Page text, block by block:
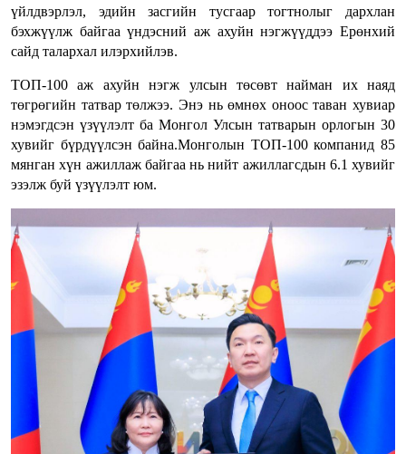
үйлдвэрлэл, эдийн засгийн тусгаар тогтнолыг дархлан
бэхжүүлж байгаа үндэсний аж ахуйн нэгжүүддээ Ерөнхий
сайд талархал илэрхийлэв.
ТОП-100 аж ахуйн нэгж улсын төсөвт найман их наяд
төгрөгийн татвар төлжээ. Энэ нь өмнөх оноос таван хувиар
нэмэгдсэн үзүүлэлт ба Монгол Улсын татварын орлогын 30
хувийг бүрдүүлсэн байна.Монголын ТОП-100 компанид 85
мянган хүн ажиллаж байгаа нь нийт ажиллагсдын 6.1 хувийг
эзэлж буй үзүүлэлт юм.